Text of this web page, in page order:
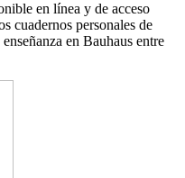
en línea y de acceso
cuadernos personales de
en Bauhaus entre